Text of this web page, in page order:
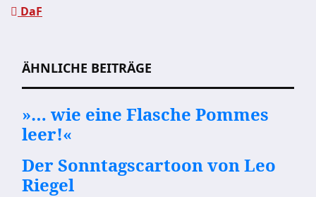
DaF
ÄHNLICHE BEITRÄGE
»… wie eine Flasche Pommes
leer!«
Der Sonntagscartoon von Leo
Riegel